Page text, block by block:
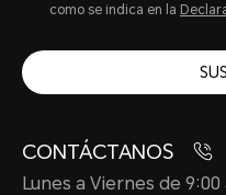
como se indica en la
CONTÁCTANOS
Lunes a Viernes de 9:00